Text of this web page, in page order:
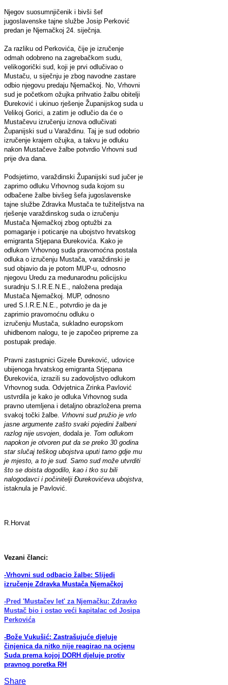
Njegov suosumnjičenik i bivši šef
jugoslavenske tajne službe Josip Perković
predan je Njemačkoj 24. siječnja.
Za razliku od Perkovića, čije je izručenje
odmah odobreno na zagrebačkom sudu,
velikogorički sud, koji je prvi odlučivao o
Mustaču, u siječnju je zbog navodne zastare
odbio njegovu predaju Njemačkoj. No, Vrhovni
sud je početkom ožujka prihvatio žalbu obitelji
Đureković i ukinuo rješenje Županijskog suda u
Velikoj Gorici, a zatim je odlučio da će o
Mustačevu izručenju iznova odlučivati
Županijski sud u Varaždinu. Taj je sud odobrio
izručenje krajem ožujka, a takvu je odluku
nakon Mustačeve žalbe potvrdio Vrhovni sud
prije dva dana.
Podsjetimo, varaždinski Županijski sud jučer je
zaprimo odluku Vrhovnog suda kojom su
odbačene žalbe bivšeg šefa jugoslavenske
tajne službe Zdravka Mustača te tužiteljstva na
rješenje varaždinskog suda o izručenju
Mustača Njemačkoj zbog optužbi za
pomaganje i poticanje na ubojstvo hrvatskog
emigranta Stjepana Đurekovića. Kako je
odlukom Vrhovnog suda pravomoćna postala
odluka o izručenju Mustača, varaždinski je
sud objavio da je potom MUP-u, odnosno
njegovu Uredu za međunarodnu policijsku
suradnju S.I.R.E.N.E., naložena predaja
Mustača Njemačkoj. MUP, odnosno
ured S.I.R.E.N.E., potvrdio je da je
zaprimio pravomoćnu odluku o
izručenju Mustača, sukladno europskom
uhidbenom nalogu, te je započeo pripreme za
postupak predaje.
Pravni zastupnici Gizele Đureković, udovice
ubijenoga hrvatskog emigranta Stjepana
Đurekovića, izrazili su zadovoljstvo odlukom
Vrhovnog suda. Odvjetnica Zrinka Pavlović
ustvrdila je kako je odluka Vrhovnog suda
pravno utemljena i detaljno obrazložena prema
svakoj točki žalbe. Vrhovni sud pružio je vrlo
jasne argumente zašto svaki pojedini žalbeni
razlog nije usvojen, dodala je. Tom odlukom
napokon je otvoren put da se preko 30 godina
star slučaj teškog ubojstva uputi tamo gdje mu
je mjesto, a to je sud. Samo sud može utvrditi
što se doista dogodilo, kao i tko su bili
nalogodavci i počinitelji Đurekovićeva ubojstva,
istaknula je Pavlović.
R.Horvat
Vezani članci:
-Vrhovni sud odbacio žalbe: Slijedi
izručenje Zdravka Mustača Njemačkoj
-Pred 'Mustačev let' za Njemačku: Zdravko
Mustač bio i ostao veći kapitalac od Josipa
Perkovića
-Bože Vukušić: Zastrašujuće djeluje
činjenica da nitko nije reagirao na ocjenu
Suda prema kojoj DORH djeluje protiv
pravnog poretka RH
Share